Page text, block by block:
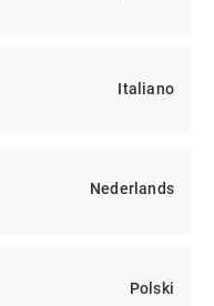
Italiano
Nederlands
Polski